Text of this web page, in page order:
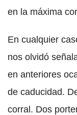
en la máxima
En cualquier
nos olvidó
en anteriores
de caducidad.
corral. Dos